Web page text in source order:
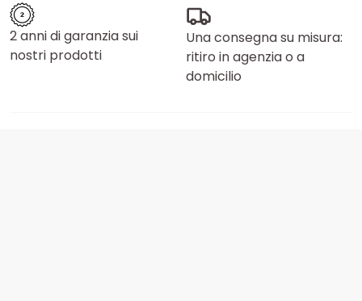
2 anni di garanzia sui
nostri prodotti
Una consegna su misura:
ritiro in agenzia o a
domicilio